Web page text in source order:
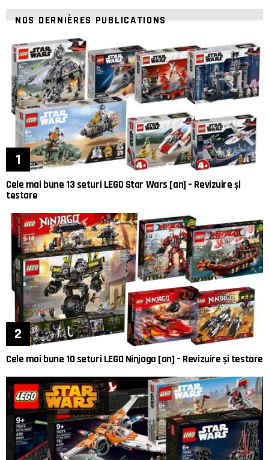
NOS DERNIÈRES PUBLICATIONS
Cele mai bune 13 seturi LEGO Star Wars [an] – Revizuire și
testare
Cele mai bune 10 seturi LEGO Ninjago [an] – Revizuire și testare